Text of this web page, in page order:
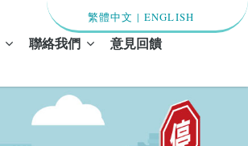
繁體中文 | ENGLISH
聯絡我們 意見回饋